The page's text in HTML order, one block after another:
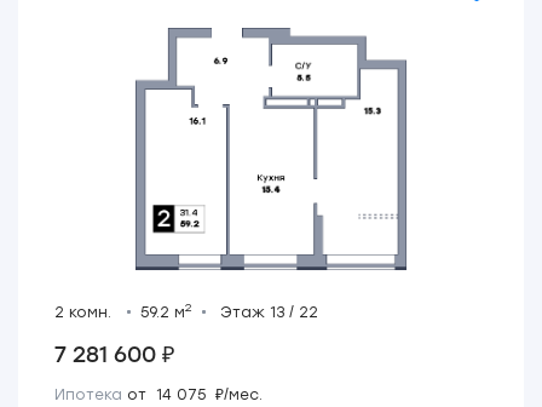
2 комн. 59.2 м2 Этаж 13 / 22
7 281 600 ₽
Ипотека от 14 075 ₽/мес.